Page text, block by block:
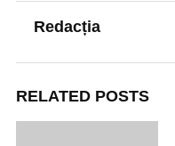
Redacția
RELATED POSTS